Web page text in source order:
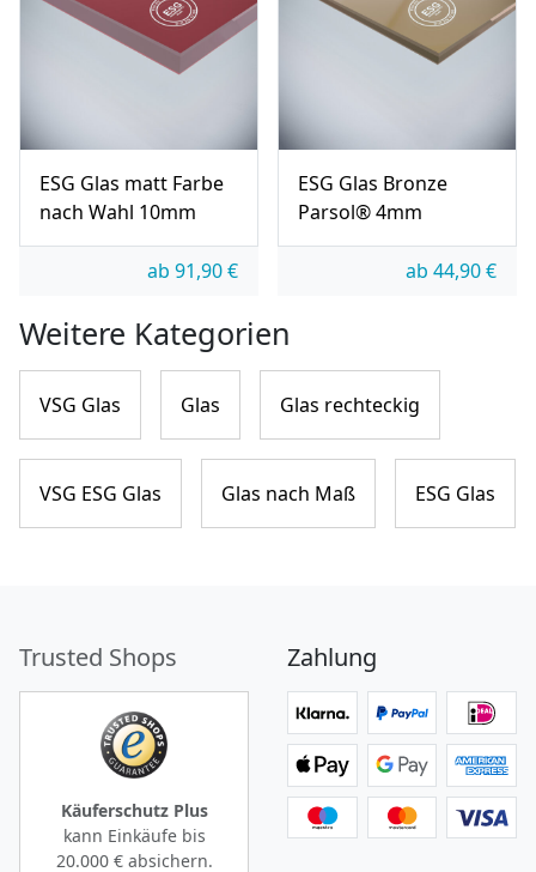
ESG Glas matt Farbe
nach Wahl 10mm
ab 91,90€
ESG Glas Bronze
Parsol® 4mm
ab 44,90€
Weitere Kategorien
VSG Glas Glas Glas rechteckig
VSG ESG Glas Glas nach Maß ESG Glas
Trusted Shops
Käuferschutz Plus
kann Einkäufe bis
20.000 €absichern.
Zahlung